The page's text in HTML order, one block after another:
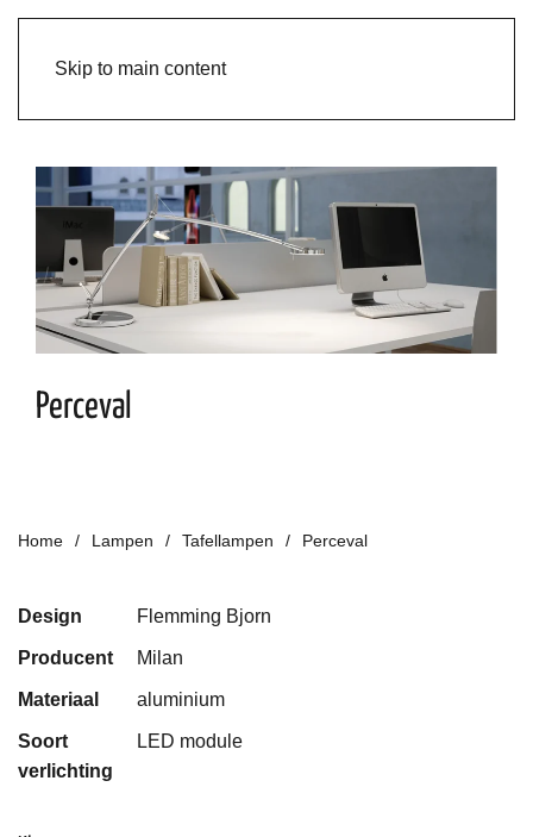
Skip to main content
Perceval
Home Lampen Tafellampen Perceval
Design Flemming Bjorn
Producent Milan
Materiaal aluminium
Soort
verlichting
LED module